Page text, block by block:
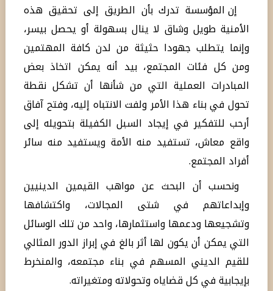
إن المؤسسة تدرك بأن الطريق إلى تحقيق هذه
الأمنية طويل وشاق لا ينال بسهولة أو يحصل بيسر،
وإنما يتطلب جهودا حثيثة من لدن كافة المهتمين
ومن كل فئات المجتمع، بيد أنه يمكن اتخاذ بعض
المبادرات العملية التي من شأنها أن تشكل نقطة
تحول في بناء هذا الأمر ولفت الانتباه إليه، وفتح آفاق
أرحب للتفكير في إيجاد السبل الكفيلة بتحويله إلى
واقع معاش، تستفيد منه الأمة ويستفيد منه سائر
أفراد المجتمع.
ونحسب أن البحث عن مواهب القيمين الدينيين
وإبداعاتهم في شتى المجالات، واكتشافها
وتشجيعها ودعمها واستثمارها، واحد من تلك الوسائل
التي يمكن أن يكون لها أثر بالغ في إبراز الدور المثالي
للقيم الديني المسهم في بناء مجتمعه، والمنخرط
بإيجابية في كل قضاياه وتحولاته ومتغيراته.